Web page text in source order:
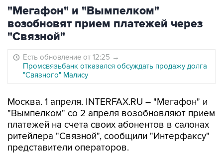
"Мегафон" и "Вымпелком"
возобновят прием платежей через
"Связной"
Есть обновление от 12:25 →
Промсвязьбанк отказался обсуждать продажу долга
"Связного" Малису
Москва. 1 апреля. INTERFAX.RU – "Мегафон" и
"Вымпелком" со 2 апреля возобновляют прием
платежей на счета своих абонентов в салонах
ритейлера "Связной", сообщили "Интерфаксу"
представители операторов.